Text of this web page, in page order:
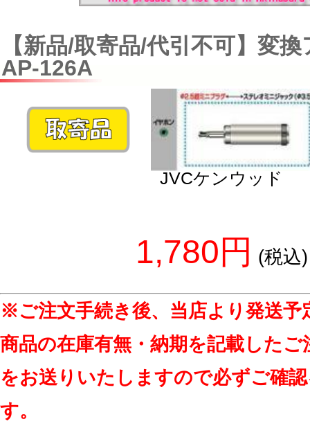
【新品/取寄品/代引不可】変
AP-126A
JVCケンウッド
1,780円 (税込)
※ご注文手続き後、当店より発送予
商品の在庫有無・納期を記載したご
をお送りいたしますので必ずご確
す。